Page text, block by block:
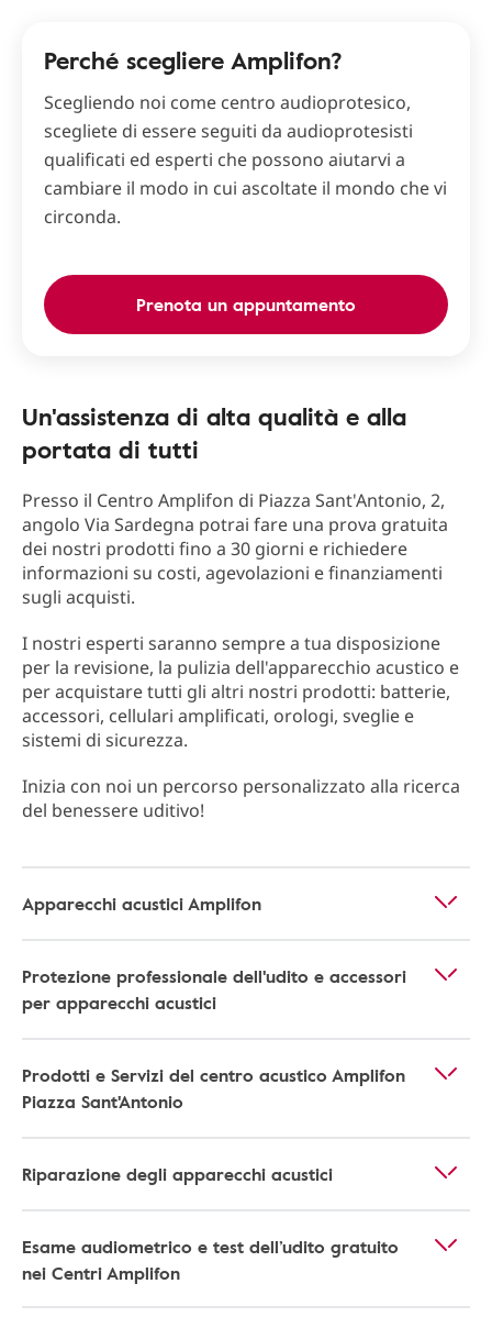
Perché scegliere Amplifon?
Scegliendo noi come centro audioprotesico,
scegliete di essere seguiti da audioprotesisti
qualificati ed esperti che possono aiutarvi a
cambiare il modo in cui ascoltate il mondo che vi
circonda.
Prenota un appuntamento
Un'assistenza di alta qualità e alla
portata di tutti
Presso il Centro Amplifon di Piazza Sant'Antonio, 2,
angolo Via Sardegna potrai fare una prova gratuita
dei nostri prodotti fino a 30 giorni e richiedere
informazioni su costi, agevolazioni e finanziamenti
sugli acquisti.
I nostri esperti saranno sempre a tua disposizione
per la revisione, la pulizia dell'apparecchio acustico e
per acquistare tutti gli altri nostri prodotti: batterie,
accessori, cellulari amplificati, orologi, sveglie e
sistemi di sicurezza.
Inizia con noi un percorso personalizzato alla ricerca
del benessere uditivo!
Apparecchi acustici Amplifon
Protezione professionale dell'udito e accessori
per apparecchi acustici
Prodotti e Servizi del centro acustico Amplifon
Piazza Sant'Antonio
Riparazione degli apparecchi acustici
Esame audiometrico e test dell’udito gratuito
nei Centri Amplifon